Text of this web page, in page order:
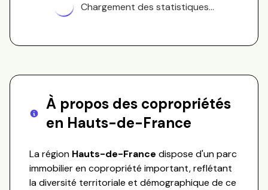
Chargement des statistiques...
À propos des copropriétés
en Hauts-de-France
La région Hauts-de-France dispose d'un parc
immobilier en copropriété important, reflétant
la diversité territoriale et démographique de ce